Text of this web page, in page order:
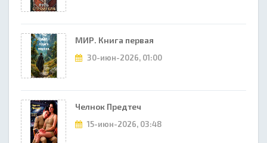
МИР. Книга первая
30-июн-2026, 01:00
Челнок Предтеч
15-июн-2026, 03:48